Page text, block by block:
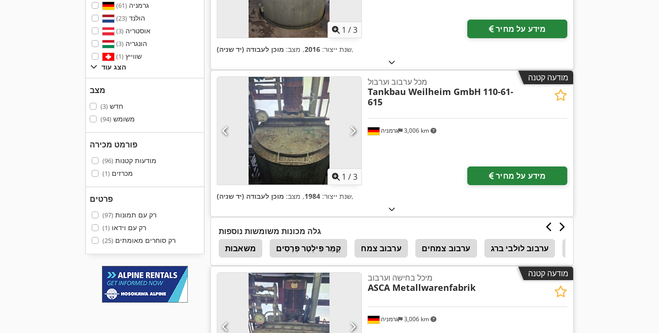
גרמניה(61)
הולנד(23)
אוסטריה(3)
הונגריה(3)
שווייץ(1)
הצג עוד
מצב
חדש(3)
משומש(94)
פורמט מכירה
מודעות קטנות(96)
מכרזים(1)
פרטים
רק עם תמונות(97)
רק עם וידאו(1)
רק סוחרים מאומתים(25)
1 /3 מידע על מחיר
שנת ייצור: 2016, מצב: מוכן לעבודה (יד שניה) ,
מודעה קטנה
1 /3
גרמניה 3,006 km
מכל ערבוב וערבול
Tankbau Weilheim GmbH 110-61-
615
מידע על מחיר
שנת ייצור: 1984, מצב: מוכן לעבודה (יד שניה) ,
גלה מכונות משומשות נוספות
משאבות
קַמֵּר פִּילְטֶר פְּרֶסִים ערבוב צמח ערבוב צמחים ערבוב לולבי ברג
מודעה קטנה
גרמניה 3,006 km
מיכל בחישה וערבוב
ASCA Metallwarenfabrik